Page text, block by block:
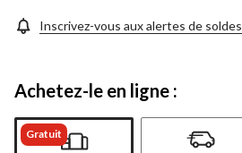
la
même
Inscrivez-vous aux alertes de soldes
Achetez-le en ligne :
Gratuit